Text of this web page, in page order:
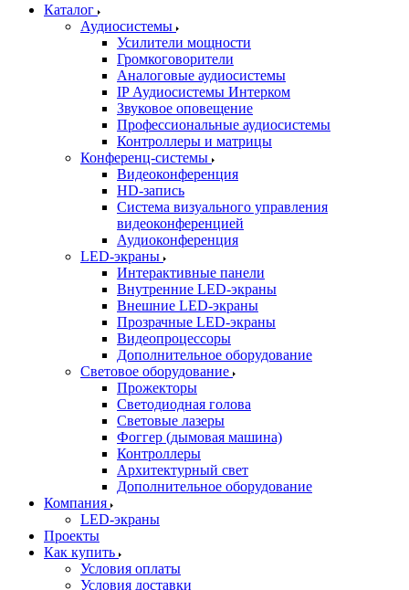
Каталог
Аудиосистемы
Усилители мощности
Громкоговорители
Аналоговые аудиосистемы
IP Аудиосистемы Интерком
Звуковое оповещение
Профессиональные аудиосистемы
Контроллеры и матрицы
Конференц-системы
Видеоконференция
HD-запись
Система визуального управления
видеоконференцией
Аудиоконференция
LED-экраны
Интерактивные панели
Внутренние LED-экраны
Внешние LED-экраны
Прозрачные LED-экраны
Видеопроцессоры
Дополнительное оборудование
Световое оборудование
Прожекторы
Светодиодная голова
Световые лазеры
Фоггер (дымовая машина)
Контроллеры
Архитектурный свет
Дополнительное оборудование
Компания
LED-экраны
Проекты
Как купить
Условия оплаты
Условия доставки